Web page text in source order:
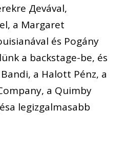
Дevával,
a Margaret
és Pogány
a backstage-be, és
a Halott Pénz, a
a Quimby
legizgalmasabb